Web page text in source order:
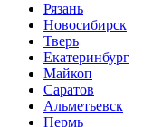
Рязань
Новосибирск
Тверь
Екатеринбург
Майкоп
Саратов
Альметьевск
Пермь